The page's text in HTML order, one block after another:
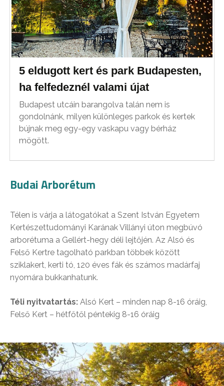
5 eldugott kert és park Budapesten,
ha felfedeznél valami újat
Budapest utcáin barangolva talán nem is
gondolnánk, milyen különleges parkok és kertek
bújnak meg egy-egy vaskapu vagy bérház
mögött.
Budai Arborétum
Télen is várja a látogatókat a Szent István Egyetem
Kertészettudományi Karának Villányi úton megbúvó
arborétuma a Gellért-hegy déli lejtőjén. Az Alsó és
Felső Kertre tagolható parkban többek között
sziklakert, kerti tó, 120 éves fák és számos madárfaj
nyomára bukkanhatunk.
Téli nyitvatartás: Alsó Kert – minden nap 8-16 óráig,
Felső Kert – hétfőtől péntekig 8-16 óráig